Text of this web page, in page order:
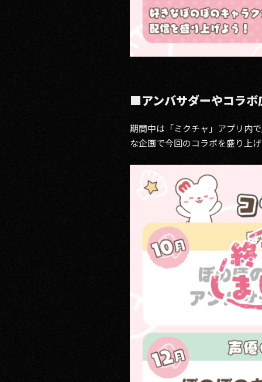
■アンバサダーやコラボ
期間中は「ミクチャ」アプリ内
な企画で今回のコラボを盛り上